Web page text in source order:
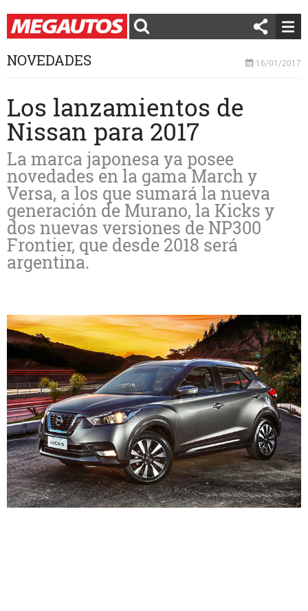
NOVEDADES 16/01/2017
Los lanzamientos de
Nissan para 2017
La marca japonesa ya posee
novedades en la gama March y
Versa, a los que sumará la nueva
generación de Murano, la Kicks y
dos nuevas versiones de NP300
Frontier, que desde 2018 será
argentina.